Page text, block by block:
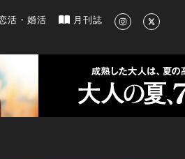
ルメ、洗練されたライフスタイル情報
活・婚活 月刊誌